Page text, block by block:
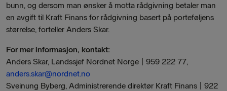
bunn, og dersom man ønsker å motta rådgivning betaler man
en avgift til Kraft Finans for rådgivning basert på porteføljens
størrelse, forteller Anders Skar.
For mer informasjon, kontakt:
Anders Skar, Landssjef Nordnet Norge | 959 222 77,
anders.skar@nordnet.no
Sveinung Byberg, Administrerende direktør Kraft Finans | 922